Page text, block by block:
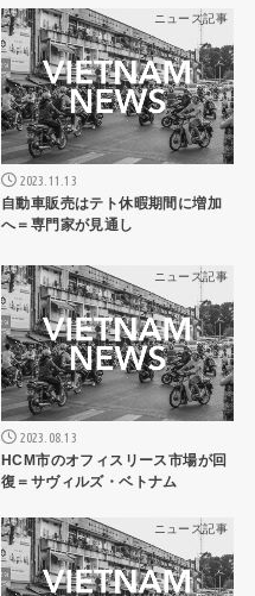
ニュース記事
2023.11.13
自動車販売はテト休暇期間に増加
へ＝専門家が見通し
ニュース記事
2023.08.13
HCM市のオフィスリース市場が回
復＝サヴィルズ・ベトナム
ニュース記事